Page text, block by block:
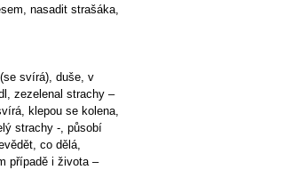
nasadit strašáka,
svírá), duše, v
zezelenal strachy –
klepou se kolena,
strachy -, působí
co dělá,
případě i života –